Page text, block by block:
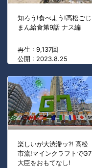
知ろう!食べよう!高松ごじ
まん給食第9話 ナス編
再生 : 9,137回
公開 : 2023.8.25
楽しいが大渋滞ッ?! 高松
市流!マインクラフトでG7
大臣をおもてなし!